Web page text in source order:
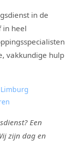
in de
in heel
vakkundige hulp
Limburg
Een
zijn dag en